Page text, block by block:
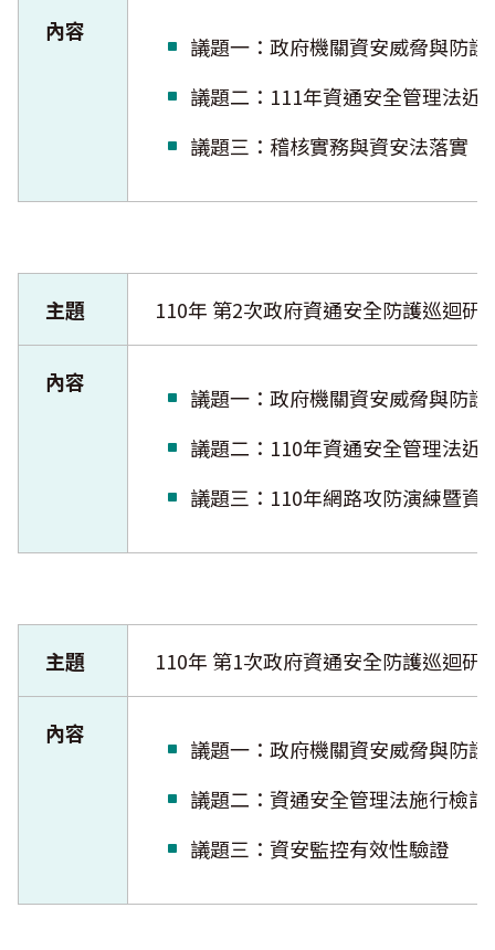
內容
議題一：政府機關資安威脅與
議題二：111年資通安全管理
議題三：稽核實務與資安法落
主題 110年 第2次政府資通安全防護巡迴研
內容
議題一：政府機關資安威脅與
議題二：110年資通安全管理
議題三：110年網路攻防演練
主題 110年 第1次政府資通安全防護巡迴研
內容
議題一：政府機關資安威脅與
議題二：資通安全管理法施行
議題三：資安監控有效性驗證